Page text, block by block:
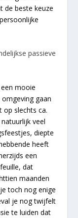
de beste keuze
passieve
mooie
gaan
op slechts ca.
veel
diepte
heeft
een
dat
maanden
toch nog enige
je nog twijfelt
te luiden dat